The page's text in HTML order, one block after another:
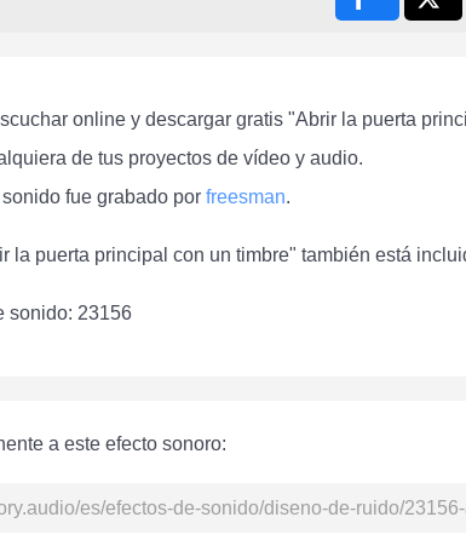
online y descargar gratis "Abrir la puerta
de tus proyectos de vídeo y audio.
fue grabado por freesman.
la puerta principal con un timbre" también está
sonido: 23156
a este efecto sonoro: